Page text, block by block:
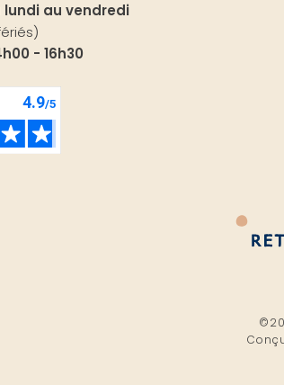
au vendredi
- 16h30